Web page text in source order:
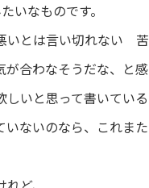
いなものです。
いとは言い切れない
合わなそうだな、と
いと思って書いている
ないのなら、これま